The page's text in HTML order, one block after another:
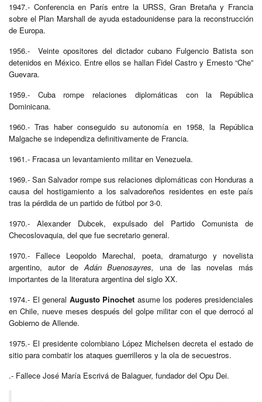
1947.- Conferencia en París entre la URSS, Gran Bretaña y Francia
sobre el Plan Marshall de ayuda estadounidense para la reconstrucción
de Europa.
1956.- Veinte opositores del dictador cubano Fulgencio Batista son
detenidos en México. Entre ellos se hallan Fidel Castro y Ernesto “Che”
Guevara.
1959.- Cuba rompe relaciones diplomáticas con la República
Dominicana.
1960.- Tras haber conseguido su autonomía en 1958, la República
Malgache se independiza definitivamente de Francia.
1961.- Fracasa un levantamiento militar en Venezuela.
1969.- San Salvador rompe sus relaciones diplomáticas con Honduras a
causa del hostigamiento a los salvadoreños residentes en este país
tras la pérdida de un partido de fútbol por 3-0.
1970.- Alexander Dubcek, expulsado del Partido Comunista de
Checoslovaquia, del que fue secretario general.
1970.- Fallece Leopoldo Marechal, poeta, dramaturgo y novelista
argentino, autor deAdán Buenosayres,
una de las novelas más
importantes de la literatura argentina del siglo XX.
1974.- El general Augusto Pinochet asume los poderes presidenciales
en Chile, nueve meses después del golpe militar con el que derrocó al
Gobierno de Allende.
1975.- El presidente colombiano López Michelsen decreta el estado de
sitio para combatir los ataques guerrilleros y la ola de secuestros.
.- Fallece José María Escrivá de Balaguer, fundador del Opu Dei.